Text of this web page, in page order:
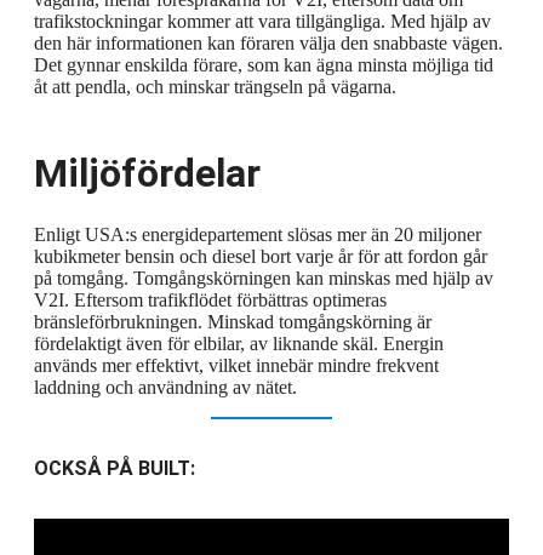
trafikstockningar kommer att vara tillgängliga. Med hjälp av
den här informationen kan föraren välja den snabbaste vägen.
Det gynnar enskilda förare, som kan ägna minsta möjliga tid
åt att pendla, och minskar trängseln på vägarna.
Miljöfördelar
Enligt USA:s energidepartement slösas mer än 20 miljoner
kubikmeter bensin och diesel bort varje år för att fordon går
på tomgång. Tomgångskörningen kan minskas med hjälp av
V2I. Eftersom trafikflödet förbättras optimeras
bränsleförbrukningen. Minskad tomgångskörning är
fördelaktigt även för elbilar, av liknande skäl. Energin
används mer effektivt, vilket innebär mindre frekvent
laddning och användning av nätet.
OCKSÅ PÅ BUILT: